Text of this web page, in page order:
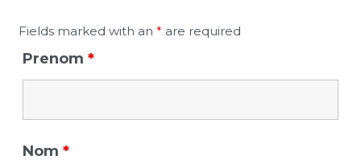
f
o
Fields marked with an* are required
Prenom*
Nom*